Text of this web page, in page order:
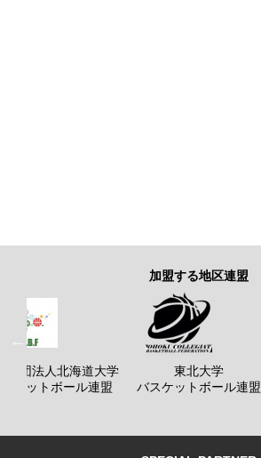
加盟する地区連盟
社団法人北海道大学
ケットボール連盟
東北大学
バスケットボール連盟